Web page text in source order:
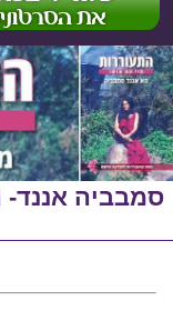
סמבביה